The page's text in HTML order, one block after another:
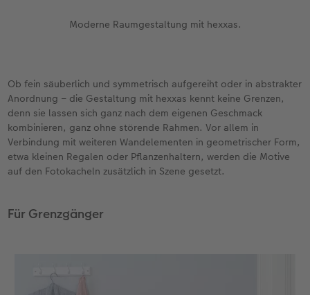
Moderne Raumgestaltung mit hexxas.
Ob fein säuberlich und symmetrisch aufgereiht oder in abstrakter
Anordnung – die Gestaltung mit hexxas kennt keine Grenzen,
denn sie lassen sich ganz nach dem eigenen Geschmack
kombinieren, ganz ohne störende Rahmen. Vor allem in
Verbindung mit weiteren Wandelementen in geometrischer Form,
etwa kleinen Regalen oder Pflanzenhaltern, werden die Motive
auf den Fotokacheln zusätzlich in Szene gesetzt.
Für Grenzgänger